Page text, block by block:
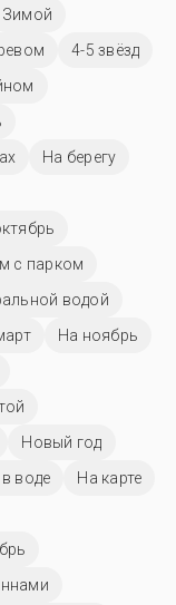
Зимой
4-5 звёзд
На берегу
с парком
водой
На ноябрь
Новый год
воде
На карте